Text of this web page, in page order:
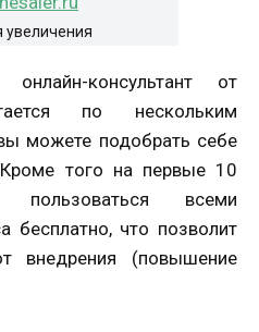
увеличения
консультант от
по нескольким
можете подобрать себе
того на первые 10
всеми
бесплатно, что позволит
внедрения (повышение